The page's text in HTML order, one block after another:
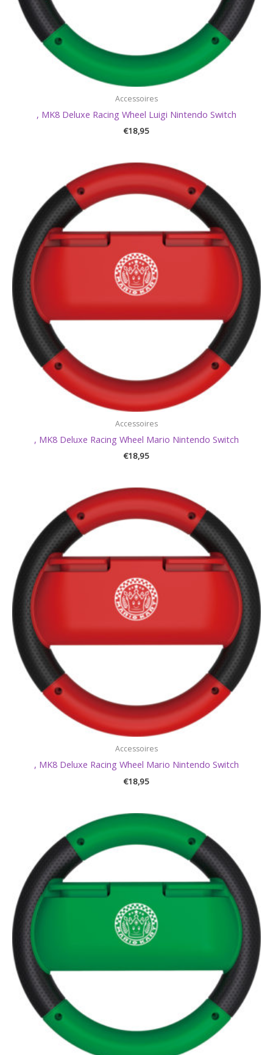
Accessoires
, MK8 Deluxe Racing Wheel Luigi Nintendo Switch
€18,95
Accessoires
, MK8 Deluxe Racing Wheel Mario Nintendo Switch
€18,95
Accessoires
, MK8 Deluxe Racing Wheel Mario Nintendo Switch
€18,95